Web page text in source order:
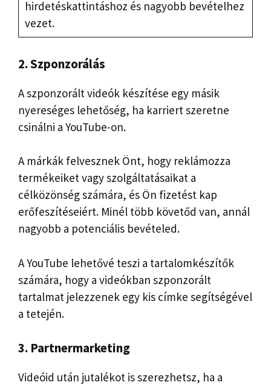
hirdetéskattintáshoz és nagyobb bevételhez
vezet.
2. Szponzorálás
A szponzorált videók készítése egy másik
nyereséges lehetőség, ha karriert szeretne
csinálni a YouTube-on.
A márkák felvesznek Önt, hogy reklámozza
termékeiket vagy szolgáltatásaikat a
célközönség számára, és Ön fizetést kap
erőfeszítéseiért. Minél több követőd van, annál
nagyobb a potenciális bevételed.
A YouTube lehetővé teszi a tartalomkészítők
számára, hogy a videókban szponzorált
tartalmat jelezzenek egy kis címke segítségével
a tetején.
3. Partnermarketing
Videóid után jutalékot is szerezhetsz, ha a